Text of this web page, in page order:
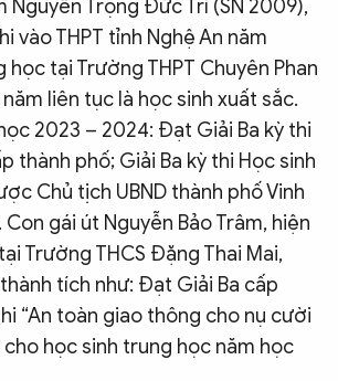
Nguyễn Trọng Đức Trí (SN 2009),
vào THPT tỉnh Nghệ An năm
học tại Trường THPT Chuyên Phan
năm liên tục là học sinh xuất sắc.
2023 – 2024: Đạt Giải Ba kỳ thi
thành phố; Giải Ba kỳ thi Học sinh
Chủ tịch UBND thành phố Vinh
gái út Nguyễn Bảo Trâm, hiện
Trường THCS Đặng Thai Mai,
tích như: Đạt Giải Ba cấp
“An toàn giao thông cho nụ cười
cho học sinh trung học năm học